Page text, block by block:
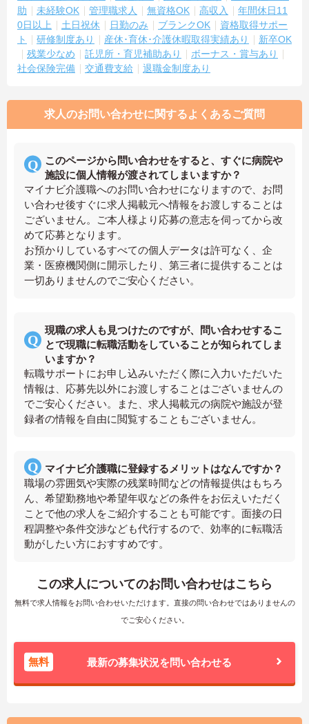
助
未経験OK 管理職求人 無資格OK 高収入
年間休日11
0日以上
土日祝休 日勤のみ ブランクOK
資格取得サポー
ト
研修制度あり 産休･育休･介護休暇取得実績あり
新卒OK
残業少なめ
託児所・育児補助あり
ボーナス・賞与あり
社会保険完備
交通費支給 退職金制度あり
求人のお問い合わせに関するよくあるご質問
このページから問い合わせをすると、すぐに病院や
施設に個人情報が渡されてしまいますか？
マイナビ介護職へのお問い合わせになりますので、お問
い合わせ後すぐに求人掲載元へ情報をお渡しすることは
ございません。ご本人様より応募の意志を伺ってから改
めて応募となります。
お預かりしているすべての個人データは許可なく、企
業・医療機関側に開示したり、第三者に提供することは
一切ありませんのでご安心ください。
現職の求人も見つけたのですが、問い合わせするこ
とで現職に転職活動をしていることが知られてしま
いますか？
転職サポートにお申し込みいただく際に入力いただいた
情報は、応募先以外にお渡しすることはございませんの
でご安心ください。また、求人掲載元の病院や施設が登
録者の情報を自由に閲覧することもございません。
マイナビ介護職に登録するメリットはなんですか？
職場の雰囲気や実際の残業時間などの情報提供はもちろ
ん、希望勤務地や希望年収などの条件をお伝えいただく
ことで他の求人をご紹介することも可能です。面接の日
程調整や条件交渉なども代行するので、効率的に転職活
動がしたい方におすすめです。
この求人についてのお問い合わせはこちら
無料で求人情報をお問い合わせいただけます。直接の問い合わせではありませんの
でご安心ください。
無料 最新の募集状況を問い合わせる